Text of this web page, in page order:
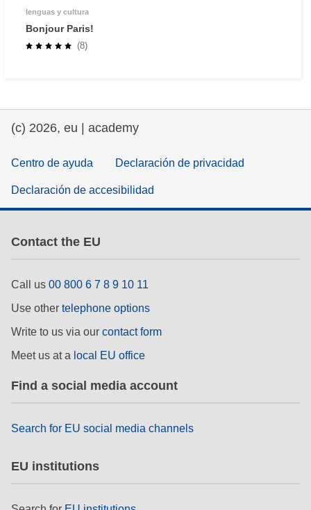
lenguas y cultura
Bonjour Paris!
(8)
(c) 2026, eu | academy
Centro de ayuda Declaración de privacidad
Declaración de accesibilidad
Contact the EU
Call us 00 800 6 7 8 9 10 11
Use other telephone options
Write to us via our contact form
Meet us at a local EU office
Find a social media account
Search for EU social media channels
EU institutions